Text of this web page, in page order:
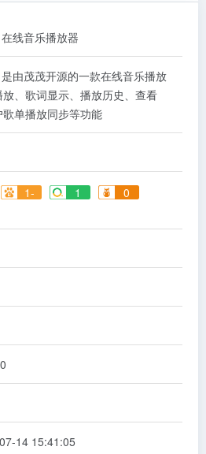
线音乐播放器
由茂茂开源的一款在线音乐播放
、歌词显示、播放历史、查看
单播放同步等功能
1- 1
0
14 15:41:05